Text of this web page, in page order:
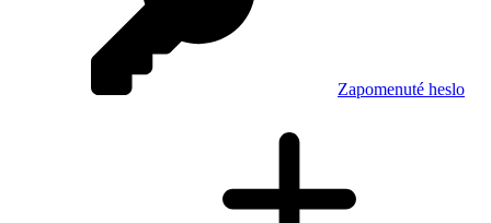
Zapomenuté heslo